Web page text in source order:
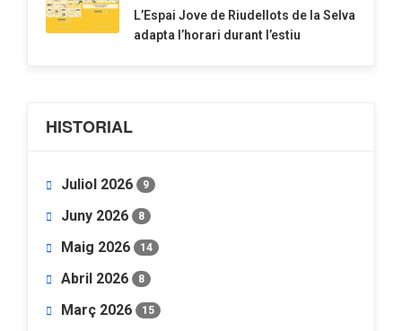
​L’Espai Jove de Riudellots de la Selva
adapta l’horari durant l’estiu
HISTORIAL
Juliol 2026 9
Juny 2026 8
Maig 2026 14
Abril 2026 8
Març 2026 15